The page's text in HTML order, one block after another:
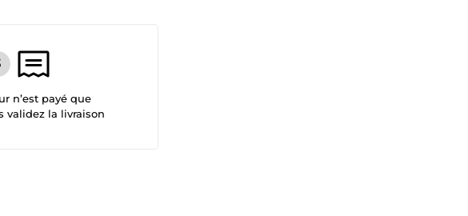
n’est payé que
validez la livraison